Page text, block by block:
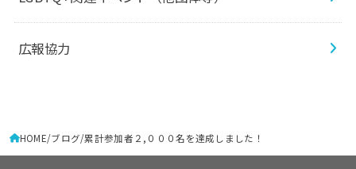
広報協力
HOME ブログ 累計参加者２,０００名を達成しました！